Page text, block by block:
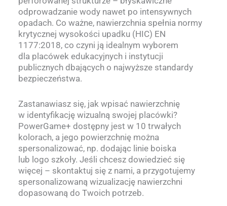
odprowadzanie wody nawet po intensywnych
opadach. Co ważne, nawierzchnia spełnia normy
krytycznej wysokości upadku (HIC) EN
1177:2018, co czyni ją idealnym wyborem
dla placówek edukacyjnych i instytucji
publicznych dbających o najwyższe standardy
bezpieczeństwa.
Zastanawiasz się, jak wpisać nawierzchnię
w identyfikację wizualną swojej placówki?
PowerGame+ dostępny jest w 10 trwałych
kolorach, a jego powierzchnię można
spersonalizować, np. dodając linie boiska
lub logo szkoły. Jeśli chcesz dowiedzieć się
więcej – skontaktuj się z nami, a przygotujemy
spersonalizowaną wizualizację nawierzchni
dopasowaną do Twoich potrzeb.